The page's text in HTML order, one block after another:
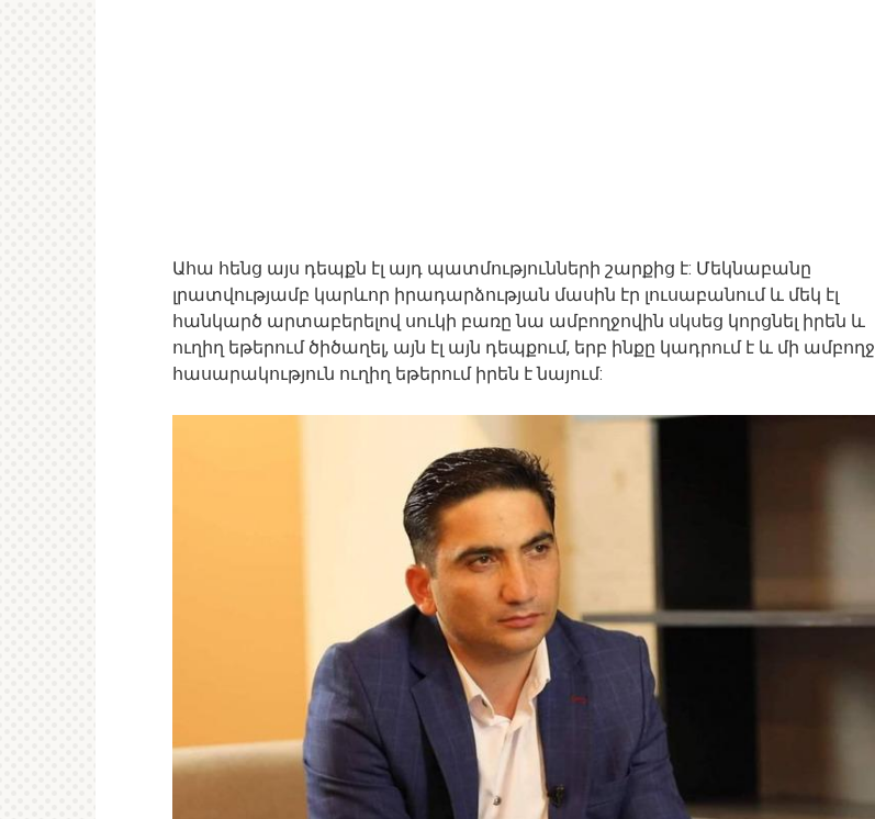
Ահա հենց այս դեպքն էլ այդ պատմությունների շարքից է: Մեկնաբանը
լրատվությամբ կարևոր իրադարձության մասին էր լուսաբանում և մեկ էլ
հանկարծ արտաբերելով սուկի բառը նա ամբողջովին սկսեց կորցնել իրեն և
ուղիղ եթերում ծիծաղել, այն էլ այն դեպքում, երբ ինքը կադրում է և մի ամբողջ
հասարակություն ուղիղ եթերում իրեն է նայում: